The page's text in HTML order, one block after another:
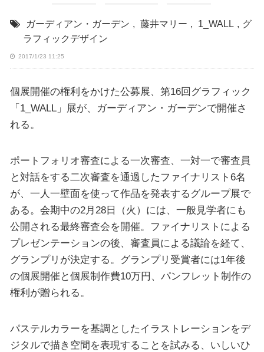
ガーディアン・ガーデン , 藤井マリー , 1_WALL , グ
ラフィックデザイン
2017/1/23 11:25
個展開催の権利をかけた公募展、第16回グラフィック
「1_WALL」展が、ガーディアン・ガーデンで開催さ
れる。
ポートフォリオ審査による一次審査、一対一で審査員
と対話をする二次審査を通過したファイナリスト6名
が、一人一壁面を使って作品を発表するグループ展で
ある。会期中の2月28日（火）には、一般見学者にも
公開される最終審査会を開催。ファイナリストによる
プレゼンテーションの後、審査員による議論を経て、
グランプリが決定する。グランプリ受賞者には1年後
の個展開催と個展制作費10万円、パンフレット制作の
権利が贈られる。
パステルカラーを基調としたイラストレーションをデ
ジタルで描き空間を表現することを試みる、いしいひ